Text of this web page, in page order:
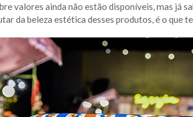
valores ainda não estão disponíveis, mas já
da beleza estética desses produtos, é o que